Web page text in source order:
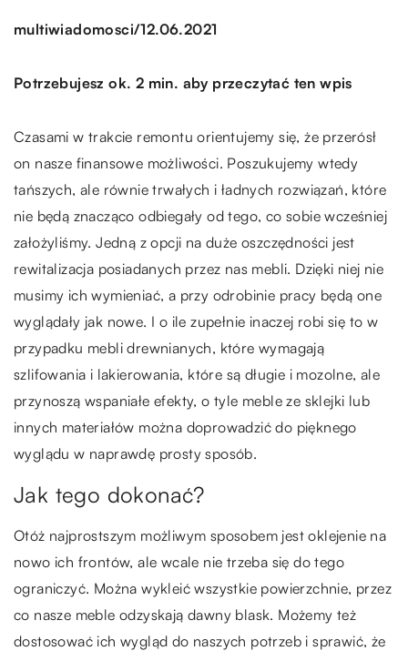
multiwiadomosci/12.06.2021
Potrzebujesz ok. 2 min. aby przeczytać ten wpis
Czasami w trakcie remontu orientujemy się, że przerósł
on nasze finansowe możliwości. Poszukujemy wtedy
tańszych, ale równie trwałych i ładnych rozwiązań, które
nie będą znacząco odbiegały od tego, co sobie wcześniej
założyliśmy. Jedną z opcji na duże oszczędności jest
rewitalizacja posiadanych przez nas mebli. Dzięki niej nie
musimy ich wymieniać, a przy odrobinie pracy będą one
wyglądały jak nowe. I o ile zupełnie inaczej robi się to w
przypadku mebli drewnianych, które wymagają
szlifowania i lakierowania, które są długie i mozolne, ale
przynoszą wspaniałe efekty, o tyle meble ze sklejki lub
innych materiałów można doprowadzić do pięknego
wyglądu w naprawdę prosty sposób.
Jak tego dokonać?
Otóż najprostszym możliwym sposobem jest oklejenie na
nowo ich frontów, ale wcale nie trzeba się do tego
ograniczyć. Można wykleić wszystkie powierzchnie, przez
co nasze meble odzyskają dawny blask. Możemy też
dostosować ich wygląd do naszych potrzeb i sprawić, że